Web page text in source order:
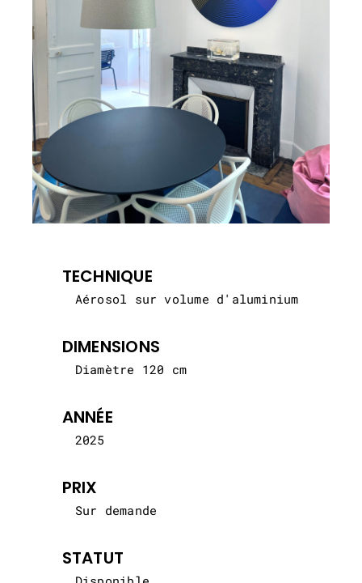
TECHNIQUE
Aérosol sur volume d'aluminium
ANNÉE
2025
DIMENSIONS
Diamètre 120 cm
PRIX
Sur demande
STATUT